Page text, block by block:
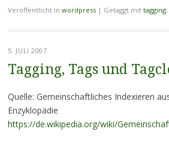
Veröffentlicht in wordpress | Getaggt mit tagging,
5. JULI 2007
Tagging, Tags und
Quelle: Gemeinschaftliches Indexieren
Enzyklopädie
https://de.wikipedia.org/wiki/